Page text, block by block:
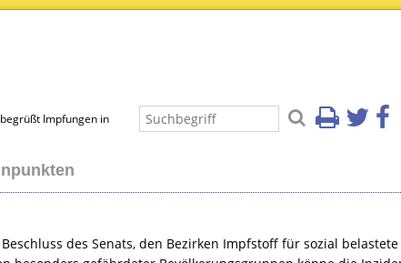
Impfungen in
des Senats, den Bezirken Impfstoff für sozial